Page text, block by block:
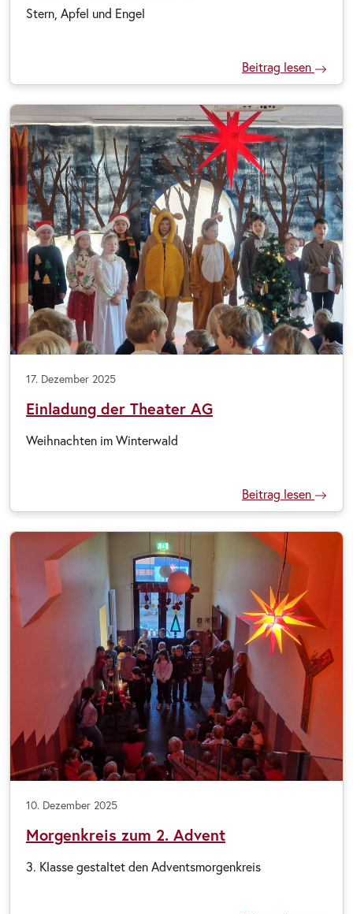
Stern, Apfel und Engel
Beitrag lesen
17. Dezember 2025
Einladung der Theater AG
Weihnachten im Winterwald
Beitrag lesen
10. Dezember 2025
Morgenkreis zum 2. Advent
3. Klasse gestaltet den Adventsmorgenkreis